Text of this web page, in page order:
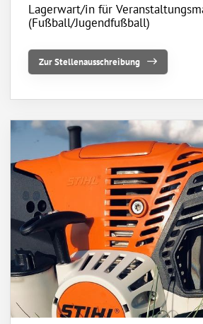
Lagerwart/in für
(Fußball/Jugendfußball)
Zur Stellenausschreibung